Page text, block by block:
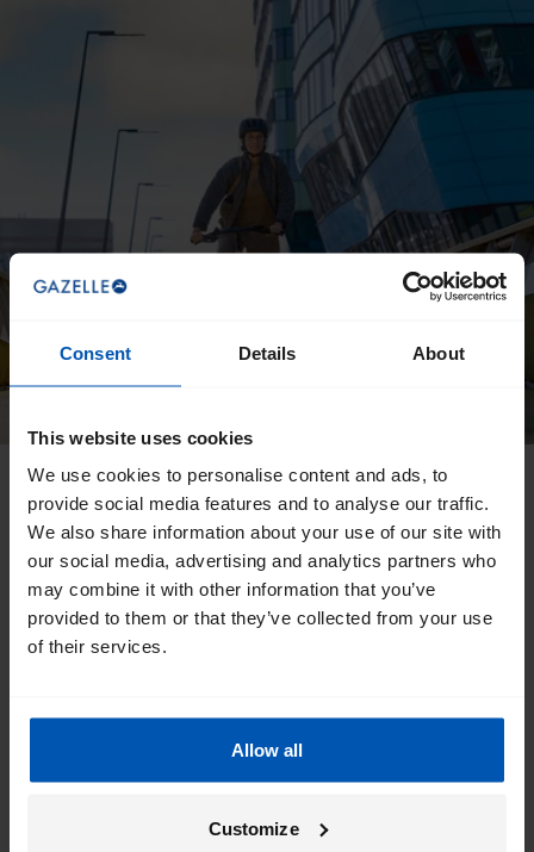
Consent Details About
This website uses cookies
We use cookies to personalise content and ads, to
provide social media features and to analyse our traffic.
We also share information about your use of our site with
our social media, advertising and analytics partners who
may combine it with other information that you’ve
provided to them or that they’ve collected from your use
of their services.
Allow all
Customize
Quelle doit être la puissance de
votre moteur ?
La puissance et la position du moteur du vélo électrique
déterminent l'assistance dont vous bénéficiez pendant que
vous pédalez. Si vous roulez en montée, sur un sol boueux et
demandera également plus d'énergie à la batterie.